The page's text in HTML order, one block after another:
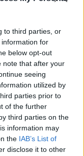
to third parties, or
for
below opt-out
note that after your
seeing
utilized by
parties prior to
of the further
third parties on the
information may
the IAB’s List of
disclose it to other
e Lisa Ardita, e due
Andreucci –
di settore – per
del Direttivo.
che si terrà il 14 e
Umberto